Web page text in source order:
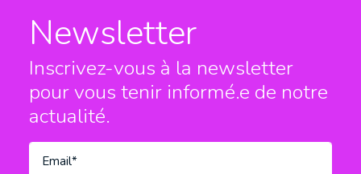
Newsletter
Inscrivez-vous à la newsletter
pour vous tenir informé.e de notre
actualité.